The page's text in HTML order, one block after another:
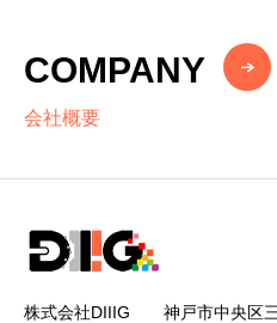
COMPANY
会社概要
株式会社DIIIG 神戸市中央区三